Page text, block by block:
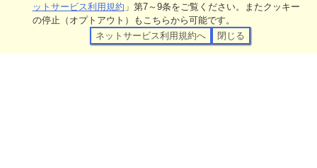
ットサービス利用規約 」第7～9条をご覧ください。またクッキー
の停止（オプトアウト）もこちらから可能です。
ネットサービス利用規約へ
閉じる